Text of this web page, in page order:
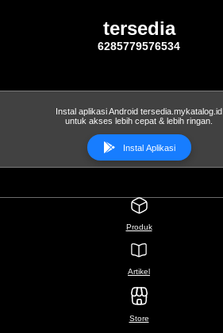
tersedia
6285779576534
Instal aplikasi Android tersedia.mykatalog.id
untuk akses lebih cepat & lebih ringan.
Instal Aplikasi
Produk
Artikel
Store